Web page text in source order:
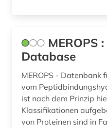
pharmaindustrie (1)
MEROPS
Database
MEROPS - Datenbank
vom
ist nach dem Prinzip
Klassifikationen
von Proteinen sind in